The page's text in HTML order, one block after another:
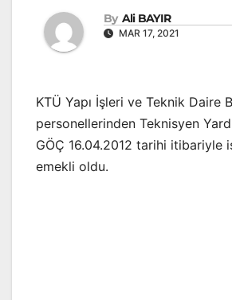
By Ali BAYIR
MAR 17, 2021
KTÜ Yapı İşleri ve Teknik Daire
personellerinden Teknisyen
GÖÇ 16.04.2012 tarihi itibariyle
emekli oldu.